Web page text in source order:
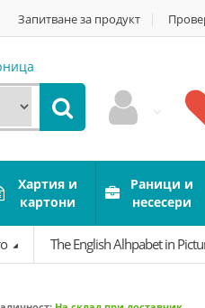
Запитване за продукт
Хартия и
картони
Раници и
несесери
The English Alhpabet in